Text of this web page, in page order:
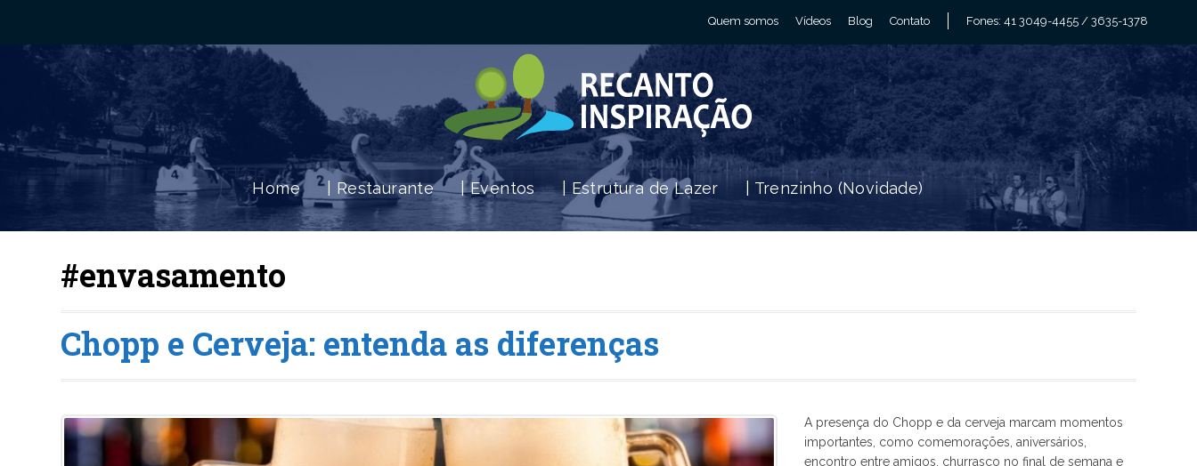
Quem somos Vídeos Blog Contato Fones: 41 3049-4455 / 3635-1378
Home | Restaurante | Eventos | Estrutura de Lazer | Trenzinho (Novidade)
#envasamento
Chopp e Cerveja: entenda as diferenças
A presença do Chopp e da cerveja marcam momentos
importantes, como comemorações, aniversários,
encontro entre amigos, churrasco no final de semana e